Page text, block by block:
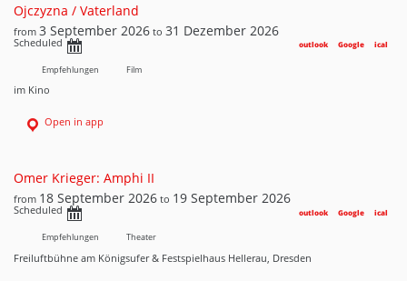
Ojczyzna / Vaterland
from 3 September 2026 to 31 Dezember 2026
Scheduled ical
Google
outlook
Empfehlungen Film
im Kino
Open in app
Omer Krieger: Amphi II
from 18 September 2026 to 19 September 2026
Scheduled ical
Google
outlook
Empfehlungen Theater
Freiluftbühne am Königsufer & Festspielhaus Hellerau, Dresden